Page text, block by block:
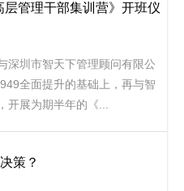
层管理干部集训营》开班仪
深圳市智天下管理顾问有限公
全面提升的基础上，再与智
开展为期半年的《...
策？